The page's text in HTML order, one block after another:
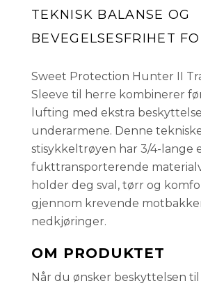
TEKNISK BALANSE OG
BEVEGELSESFRIHET
Sweet Protection Hunter II
Sleeve til herre kombinerer
lufting med ekstra
underarmene. Denne
stisykkeltrøyen har 3/4-lange
fukttransporterende
holder deg sval, tørr og
gjennom krevende
nedkjøringer.
OM PRODUKTET
Når du ønsker beskyttelsen